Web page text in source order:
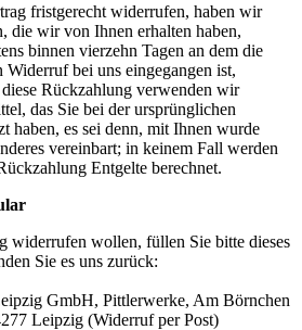
fristgerecht widerrufen, haben wir
die wir von Ihnen erhalten haben,
binnen vierzehn Tagen an dem die
bei uns eingegangen ist,
Rückzahlung verwenden wir
das Sie bei der ursprünglichen
haben, es sei denn, mit Ihnen wurde
vereinbart; in keinem Fall werden
Entgelte berechnet.
widerrufen wollen, füllen Sie bitte dieses
Sie es uns zurück:
GmbH, Pittlerwerke, Am Börnchen
Leipzig (Widerruf per Post)